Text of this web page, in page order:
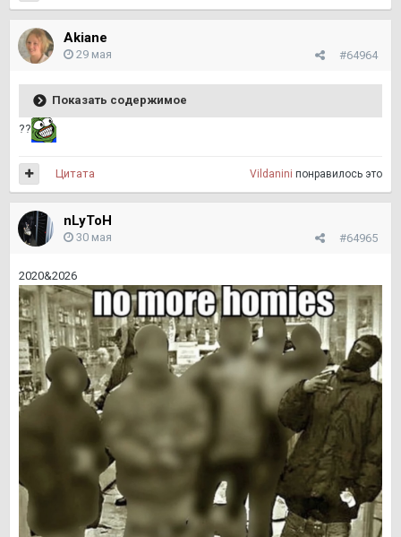
Akiane
#64964
29 мая
Показать содержимое
??
Vildanini понравилось это
Цитата
nLyToH
#64965
30 мая
2020&2026